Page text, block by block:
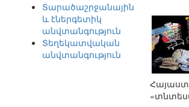
Տարածաշրջանային
և էներգետիկ
անվտանգություն
Տեղեկատվական
անվտանգություն